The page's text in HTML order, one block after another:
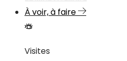
À voir, à faire
Visites